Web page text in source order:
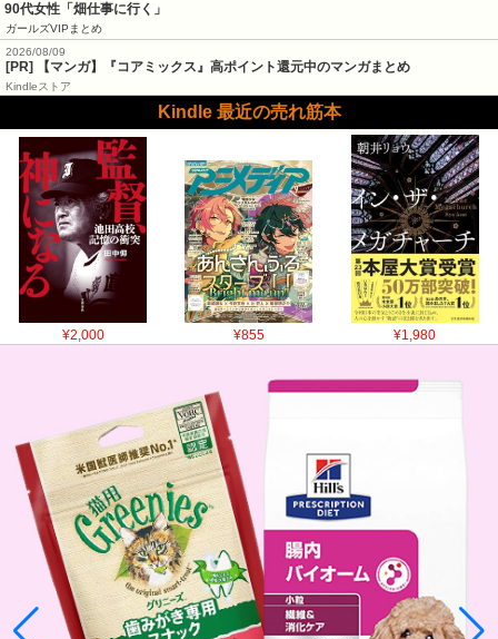
90代女性「畑仕事に行く」
ガールズVIPまとめ
2026/08/09
[PR] 【マンガ】『コアミックス』高ポイント還元中のマンガまとめ
Kindleストア
Kindle 最近の売れ筋本
¥2,000 ¥855 ¥1,980